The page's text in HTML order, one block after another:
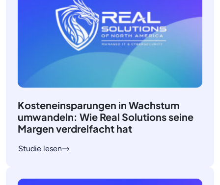
Kosteneinsparungen in Wachstum
umwandeln: Wie Real Solutions seine
Margen verdreifacht hat
Studie lesen